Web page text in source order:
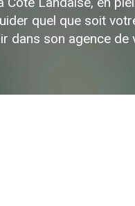
quel que soit
dans son agence de